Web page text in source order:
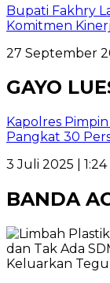
Bupati Fakhry
Komitmen
27 September
GAYO
Kapolres
Pangkat 30
3 Juli 2025 |
BANDA